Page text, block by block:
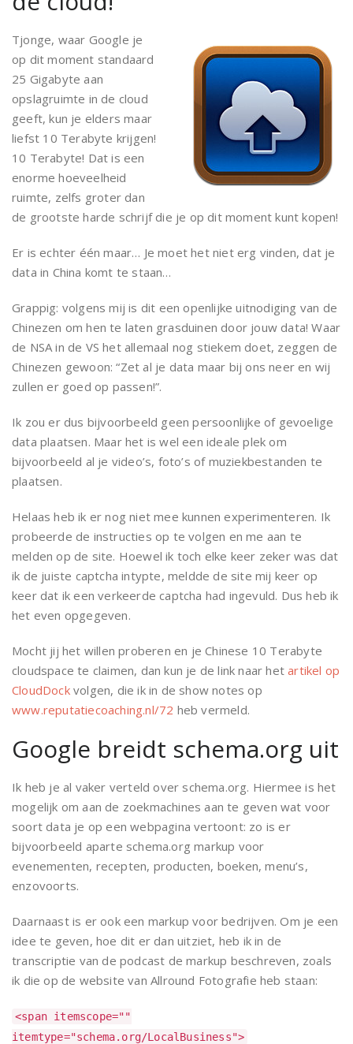
Tjonge, waar Google je
op dit moment standaard
25 Gigabyte aan
opslagruimte in de cloud
geeft, kun je elders maar
liefst 10 Terabyte krijgen!
10 Terabyte! Dat is een
enorme hoeveelheid
ruimte, zelfs groter dan
de grootste harde schrijf die je op dit moment kunt kopen!
Er is echter één maar… Je moet het niet erg vinden, dat je
data in China komt te staan…
Grappig: volgens mij is dit een openlijke uitnodiging van de
Chinezen om hen te laten grasduinen door jouw data! Waar
de NSA in de VS het allemaal nog stiekem doet, zeggen de
Chinezen gewoon: “Zet al je data maar bij ons neer en wij
zullen er goed op passen!”.
Ik zou er dus bijvoorbeeld geen persoonlijke of gevoelige
data plaatsen. Maar het is wel een ideale plek om
bijvoorbeeld al je video’s, foto’s of muziekbestanden te
plaatsen.
Helaas heb ik er nog niet mee kunnen experimenteren. Ik
probeerde de instructies op te volgen en me aan te
melden op de site. Hoewel ik toch elke keer zeker was dat
ik de juiste captcha intypte, meldde de site mij keer op
keer dat ik een verkeerde captcha had ingevuld. Dus heb ik
het even opgegeven.
Mocht jij het willen proberen en je Chinese 10 Terabyte
cloudspace te claimen, dan kun je de link naar hetartikel op
CloudDockvolgen, die ik in de show notes op
www.reputatiecoaching.nl/72 heb vermeld.
Google breidt schema.org uit
Ik heb je al vaker verteld over schema.org. Hiermee is het
mogelijk om aan de zoekmachines aan te geven wat voor
soort data je op een webpagina vertoont: zo is er
bijvoorbeeld aparte schema.org markup voor
evenementen, recepten, producten, boeken, menu’s,
enzovoorts.
Daarnaast is er ook een markup voor bedrijven. Om je een
idee te geven, hoe dit er dan uitziet, heb ik in de
transcriptie van de podcast de markup beschreven, zoals
ik die op de website van Allround Fotografie heb staan:
<span itemscope=""
itemtype="schema.org/LocalBusiness">